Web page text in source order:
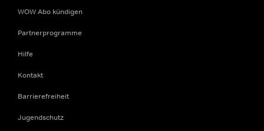
WOW Abo kündigen
Partnerprogramme
Hilfe
Kontakt
Barrierefreiheit
Jugendschutz